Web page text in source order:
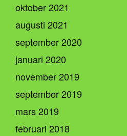
oktober 2021
augusti 2021
september 2020
januari 2020
november 2019
september 2019
mars 2019
februari 2018